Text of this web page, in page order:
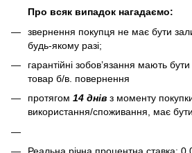
Про всяк випадок нагадаємо:
звернення покупця не має бути
будь-якому разі;
гарантійні зобов’язання мають
товар б/в. повернення
протягом 14 днів з моменту
використання/споживання, має